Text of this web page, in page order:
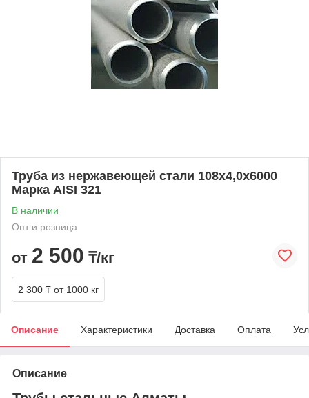
Труба из нержавеющей стали 108х4,0х6000
Марка AISI 321
В наличии
Опт и розница
от 2 500 ₸/кг
2 300 ₸ от 1000 кг
Описание Характеристики Доставка Оплата
Описание